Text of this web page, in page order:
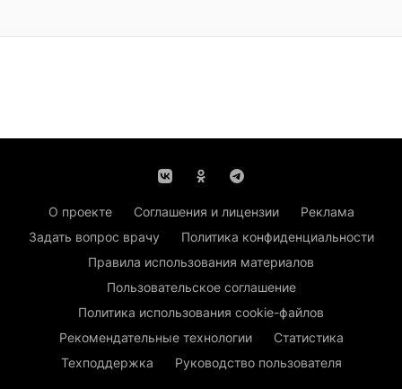
О проекте Соглашения и лицензии
Реклама
Задать вопрос врачу
Политика конфиденциальности
Правила использования материалов
Пользовательское соглашение
Политика использования cookie-файлов
Рекомендательные технологии
Статистика
Техподдержка
Руководство пользователя